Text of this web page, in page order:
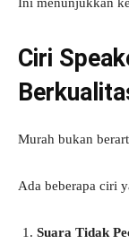
Ciri
Murah bukan
Ada beberapa ciri
Suara Tidak